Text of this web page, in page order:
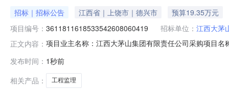
招标｜招标公告 江西省｜上饶市｜德兴市
预算19.35万元
项目编号： 3611811618533542608060419 招标单位： 江西大茅
正文内容： 项目业主名称：江西大茅山集团有限责任公司采购项目
作洽谈时间：3（个工作日）签订合同时间：15（个工
司,江西省信商工程管理有限公司
发布时间： 1秒前
相关产品：
工程监理